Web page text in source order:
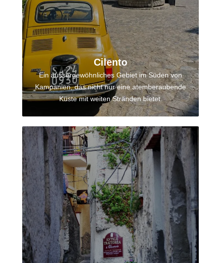
Cilento
Ein aussergewöhnliches Gebiet im Süden von
Kampanien, das nicht nur eine atemberaubende
Küste mit weiten Stränden bietet.